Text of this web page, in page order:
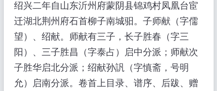
绍兴二年自山东沂州府蒙阴县锦鸡村凤凰台宦
迁湖北荆州府石首柳子南城驲。子师献（字儒
望）、绍献。师献有三子，长子胜春（字三
阳）、三子胜昌（字泰占）启中分派；师献次
子胜华启北分派；绍献孙訉（字慎斋，号明
允）启南分派。卷首上目录、谱序、后跋、赠